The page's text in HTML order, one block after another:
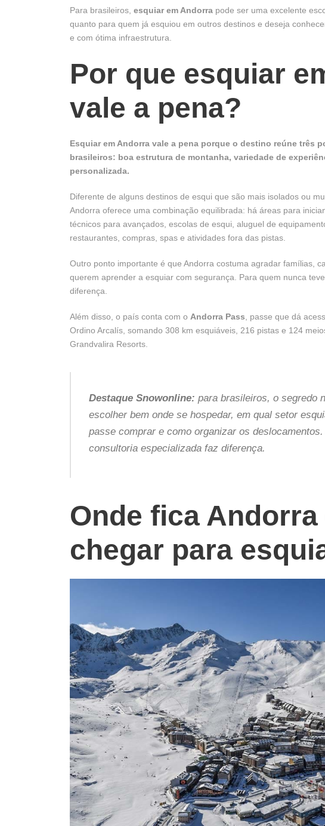
Para brasileiros, esquiar em Andorra pode ser uma excelente
quanto para quem já esquiou em outros destinos e deseja
e com ótima infraestrutura.
Por que esquiar
vale a pena?
Esquiar em Andorra vale a pena porque o destino reúne três
brasileiros: boa estrutura de montanha, variedade de
personalizada.
Diferente de alguns destinos de esqui que são mais isolados ou
Andorra oferece uma combinação equilibrada: há áreas para
técnicos para avançados, escolas de esqui, aluguel de
restaurantes, compras, spas e atividades fora das pistas.
Outro ponto importante é que Andorra costuma agradar famílias,
querem aprender a esquiar com segurança. Para quem nunca
diferença.
Além disso, o país conta com o Andorra Pass , passe que dá
Ordino Arcalís, somando 308 km esquiáveis, 216 pistas e 124
Grandvalira Resorts.
Destaque Snowonline: para brasileiros, o segredo
escolher bem onde se hospedar, em qual setor
passe comprar e como organizar os
consultoria especializada faz diferença.
Onde fica
chegar para